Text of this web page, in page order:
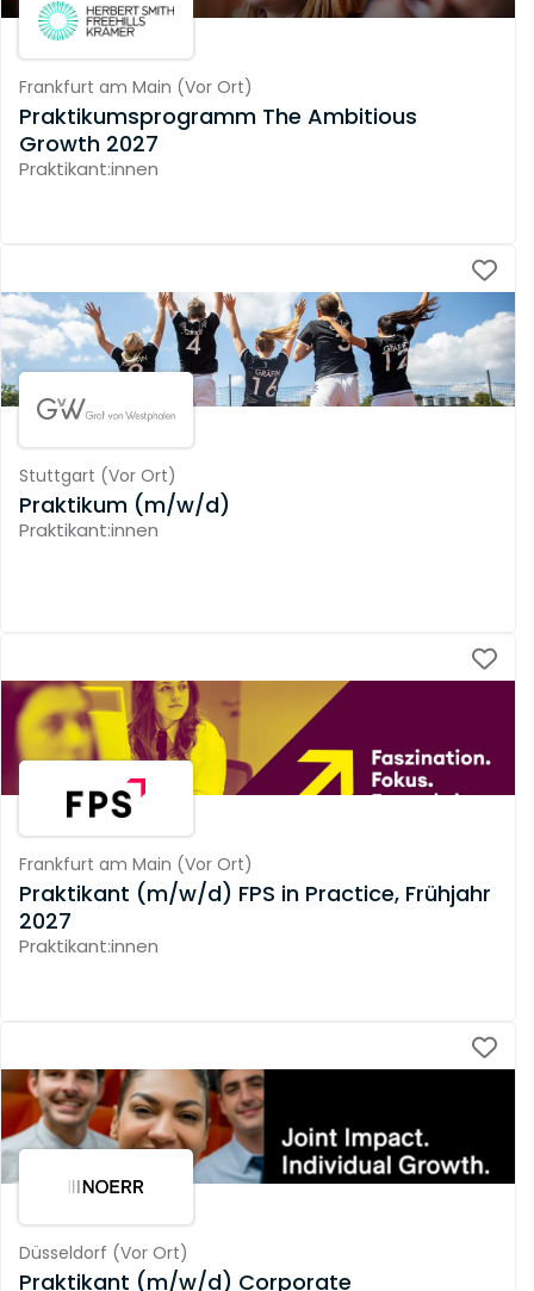
Frankfurt am Main (Vor Ort)
Praktikumsprogramm The Ambitious
Growth 2027
Praktikant:innen
Stuttgart (Vor Ort)
Praktikum (m/w/d)
Praktikant:innen
Frankfurt am Main (Vor Ort)
Praktikant (m/w/d) FPS in Practice, Frühjahr
2027
Praktikant:innen
Düsseldorf (Vor Ort)
Praktikant (m/w/d) Corporate